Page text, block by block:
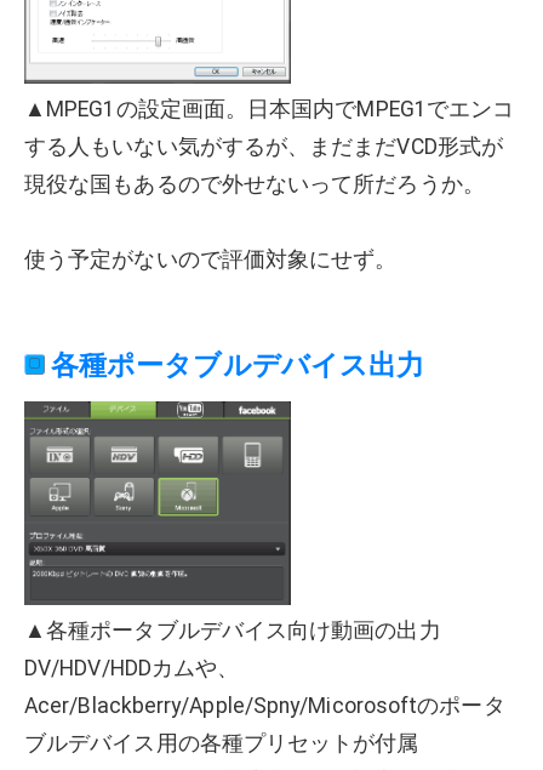
▲MPEG1の設定画面。日本国内でMPEG1でエンコ
する人もいない気がするが、まだまだVCD形式が
現役な国もあるので外せないって所だろうか。
使う予定がないので評価対象にせず。
各種ポータブルデバイス出力
▲各種ポータブルデバイス向け動画の出力
DV/HDV/HDDカムや、
Acer/Blackberry/Apple/Spny/Micorosoftのポータ
ブルデバイス用の各種プリセットが付属